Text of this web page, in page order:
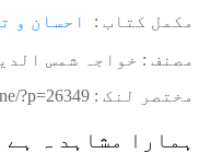
مکمل کتاب : احسان و
مصنف : خواجہ شمس
مختصر لنک : ?p=26349
ہمارا مشاہد ہ